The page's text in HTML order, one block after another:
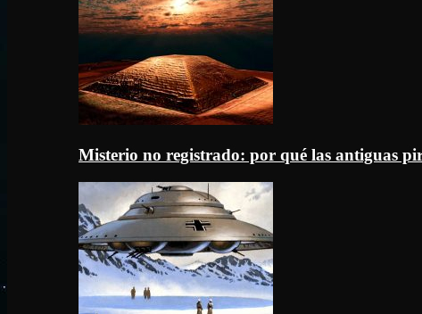
Misterio no registrado: por qué las antiguas